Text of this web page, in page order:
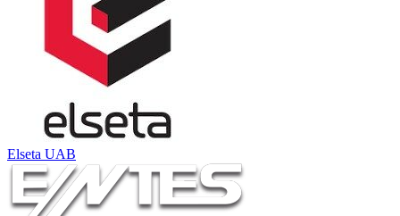
Elseta UAB